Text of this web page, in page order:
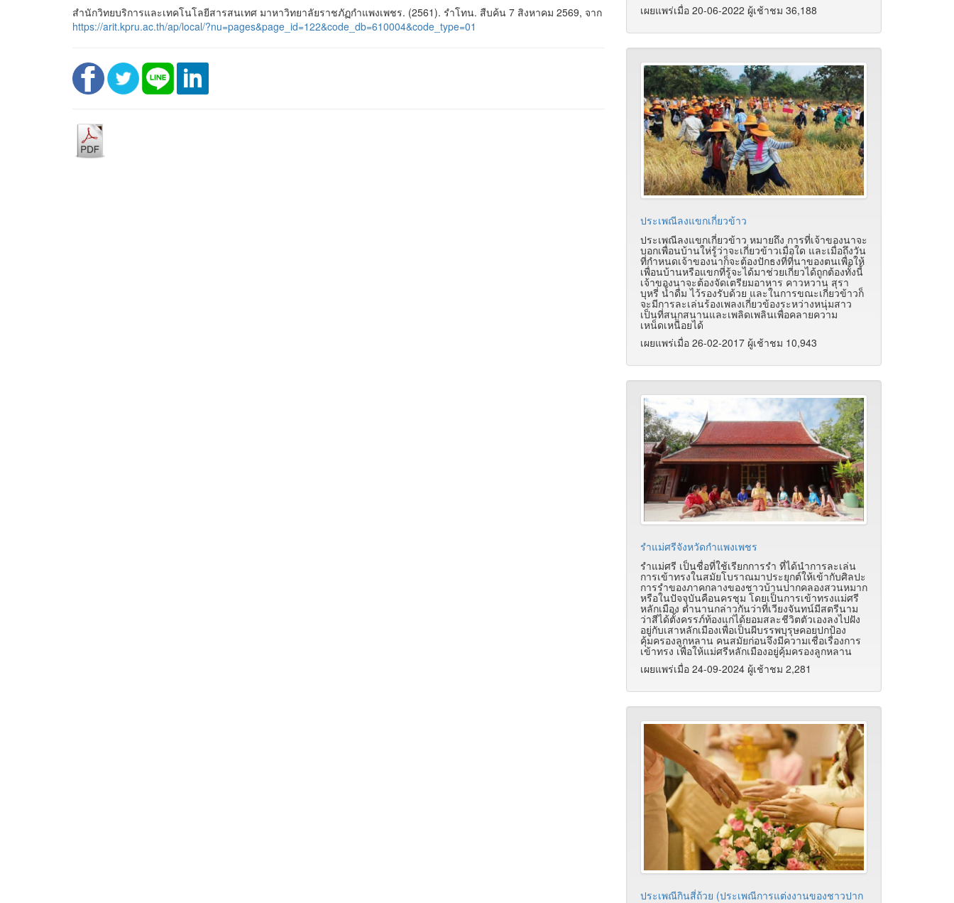
สำนักวิทยบริการและเทคโนโลยีสารสนเทศ มาหาวิทยาลัยราชภัฏกำแพงเพชร. (2561). รำโทน. สืบค้น 7 สิงหาคม 2569, จาก
https://arit.kpru.ac.th/ap/local/?nu=pages&page_id=122&code_db=610004&code_type=01
เผยแพร่เมื่อ 20-06-2022 ผู้เช้าชม 36,188
ประเพณีลงแขกเกี่ยวข้าว
ประเพณีลงแขกเกี่ยวข้าว หมายถึง การที่เจ้าของนาจะ
บอกเพื่อนบ้านให่รู้ว่าจะเกี่ยวข้าวเมื่อใด และเมื่อถึงวัน
ที่กำหนดเจ้าของนาก็จะต้องปักธงที่ที่นาของตนเพื่อให้
เพื่อนบ้านหรือแขกที่รู้จะได้มาช่วยเกี่ยวได้ถูกต้องทั้งนี้
เจ้าของนาจะต้องจัดเตรียมอาหาร คาวหวาน สุรา
บุหรี่ น้ำดื่ม ไว้รองรับด้วย และในการขณะเกี่ยวข้าวก็
จะมีการละเล่นร้องเพลงเกี่ยวข้องระหว่างหนุ่มสาว
เป็นที่สนุกสนานและเพลิดเพลินเพื่อคลายความ
เหน็ดเหนื่อยได้
เผยแพร่เมื่อ 26-02-2017 ผู้เช้าชม 10,943
รำแม่ศรีจังหวัดกำแพงเพชร
รําแม่ศรี เป็นชื่อที่ใช้เรียกการรํา ที่ได้นําการละเล่น
การเข้าทรงในสมัยโบราณมาประยุกต์ให้เข้ากับศิลปะ
การรําของภาคกลางของชาวบ้านปากคลองสวนหมาก
หรือในปัจจุบันคือนครชุม โดยเป็นการเข้าทรงแม่ศรี
หลักเมือง ตํานานกล่าวกันว่าที่เวียงจันทน์มีสตรีนาม
ว่าสีได้ตั้งครรภ์ท้องแก่ได้ยอมสละชีวิตตัวเองลงไปฝัง
อยู่กับเสาหลักเมืองเพื่อเป็นผีบรรพบุรุษคอยปกป้อง
คุ้มครองลูกหลาน คนสมัยก่อนจึงมีความเชื่อเรื่องการ
เข้าทรง เพื่อให้แม่ศรีหลักเมืองอยู่คุ้มครองลูกหลาน
เผยแพร่เมื่อ 24-09-2024 ผู้เช้าชม 2,281
ประเพณีกินสี่ถ้วย (ประเพณีการแต่งงานของชาวปาก